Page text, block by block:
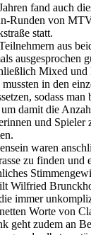
fand auch
Runden von
statt.
aus
ausgesprochen
Mixed und
in den
sodass man
damit die
und Spieler
waren
zu finden und
Wilfried
immer
Worte von
geht zudem an